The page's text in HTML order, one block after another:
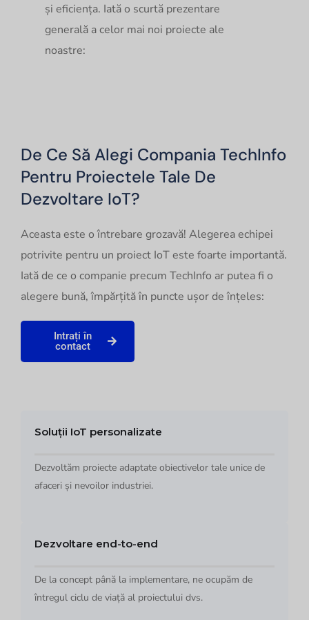
și eficiența. Iată o scurtă prezentare
generală a celor mai noi proiecte ale
noastre:
De Ce Să Alegi Compania TechInfo
Pentru Proiectele Tale De
Dezvoltare IoT?
Aceasta este o întrebare grozavă! Alegerea echipei
potrivite pentru un proiect IoT este foarte importantă.
Iată de ce o companie precum TechInfo ar putea fi o
alegere bună, împărțită în puncte ușor de înțeles:
Intrați în
contact
Soluții IoT personalizate
Dezvoltăm proiecte adaptate obiectivelor tale unice de
afaceri și nevoilor industriei.
Dezvoltare end-to-end
De la concept până la implementare, ne ocupăm de
întregul ciclu de viață al proiectului dvs.